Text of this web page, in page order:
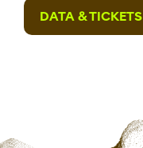
DATA & TICKETS